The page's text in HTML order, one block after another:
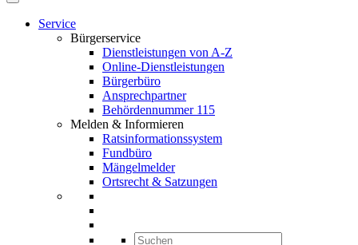
Service
Bürgerservice
Dienstleistungen von A-Z
Online-Dienstleistungen
Bürgerbüro
Ansprechpartner
Behördennummer 115
Melden & Informieren
Ratsinformationssystem
Fundbüro
Mängelmelder
Ortsrecht & Satzungen